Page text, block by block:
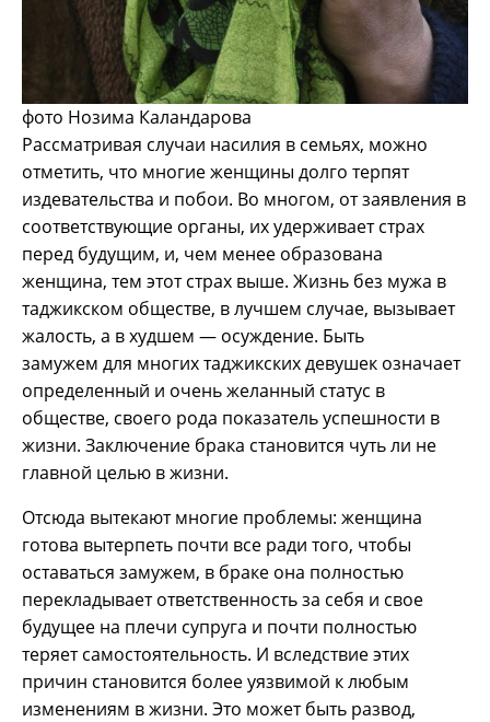
фото Нозима Каландарова
Рассматривая случаи насилия в семьях, можно
отметить, что многие женщины долго терпят
издевательства и побои. Во многом, от заявления в
соответствующие органы, их удерживает страх
перед будущим, и, чем менее образована
женщина, тем этот страх выше. Жизнь без мужа в
таджикском обществе, в лучшем случае, вызывает
жалость, а в худшем — осуждение. Быть
замужем для многих таджикских девушек означает
определенный и очень желанный статус в
обществе, своего рода показатель успешности в
жизни. Заключение брака становится чуть ли не
главной целью в жизни.
Отсюда вытекают многие проблемы: женщина
готова вытерпеть почти все ради того, чтобы
оставаться замужем, в браке она полностью
перекладывает ответственность за себя и свое
будущее на плечи супруга и почти полностью
теряет самостоятельность. И вследствие этих
причин становится более уязвимой к любым
изменениям в жизни. Это может быть развод,